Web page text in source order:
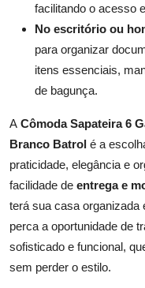
facilitando o acesso
No escritório ou
para organizar
itens essenciais,
de bagunça.
A Cômoda Sapateira 6
Branco Batrol é a
praticidade, elegância e
facilidade de entrega e
terá sua casa organizada
perca a oportunidade de
sofisticado e funcional,
sem perder o estilo.